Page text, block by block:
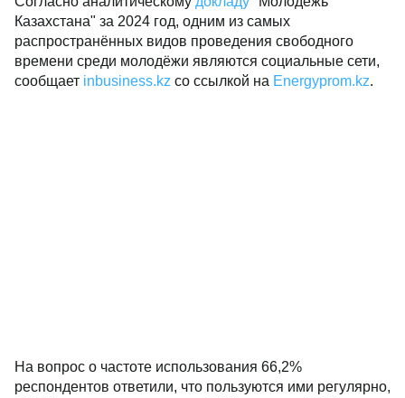
Казахстана" за 2024 год, одним из самых
распространённых видов проведения свободного
времени среди молодёжи являются социальные сети,
сообщает inbusiness.kz со ссылкой на Еnergyprom.kz.
На вопрос о частоте использования 66,2%
респондентов ответили, что пользуются ими регулярно,